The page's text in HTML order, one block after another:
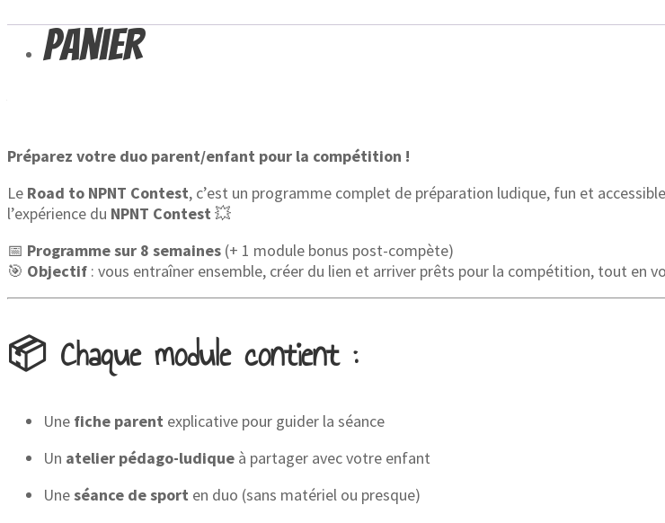
Panier
Préparez votre duo parent/enfant pour la compétition !
Le Road to NPNT Contest, c’est un programme complet de préparation ludique, fun et
l’expérience du NPNT Contest 💥
📅 Programme sur 8 semaines (+ 1 module bonus post-compète)
🎯 Objectif : vous entraîner ensemble, créer du lien et arriver prêts pour la compétition, tout en
📦 Chaque module contient :
Une fiche parent explicative pour guider la séance
Un atelier pédago-ludique à partager avec votre enfant
Uneséance de sport en duo (sans matériel ou presque)